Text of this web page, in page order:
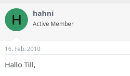
H hahni
Active Member
16. Feb. 2010
Hallo Till,